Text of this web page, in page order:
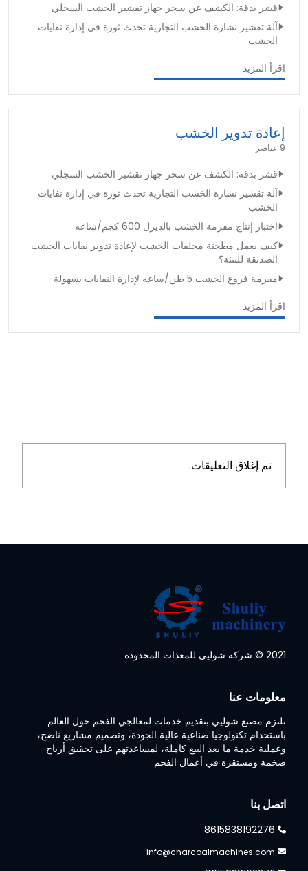
قشر بدقة: الكشف عن سحر جهاز تقشير الخشب السجلي
آلة تقشير نشارة الخشب التجارية تحدث ثورة في إدارة نفايات
الخشب
اقرأ المزيد
إعادة تدوير الخشب
9 عناصر
قشر بدقة: الكشف عن سحر جهاز تقشير الخشب السجلي
آلة تقشير نشارة الخشب التجارية تحدث ثورة في إدارة نفايات
الخشب
اختبار إنتاج مفرمة الخشب بالديزل 600 كجم/ساعه
كيف يعمل مطحنة مخلفات الخشب لإعادة تدوير نفايات الخشب
الصديقة للبيئة؟
مفرمة فروع الخشب 5 طن/ساعه لإدارة النفايات بسهولة
اقرأ المزيد
تم إغلاق التعليقات.
2021 © شركة شوليي للمعدات المحدودة
معلومات عنا
تلتزم مصنع شوليي بتقديم خدمات لمعالجي الفحم حول العالم
باستخدام تكنولوجيا صناعية عالية الجودة، وتصميم مشاريع ناضج،
وعملية خدمة ما بعد البيع كاملة، لمساعدتهم على تحقيق أرباح
ضخمة ومستقرة في أعمال الفحم
اتصل بنا
8615838192276
info@charcoalmachines.com
Whatsapp
Email
Wechat
Chat